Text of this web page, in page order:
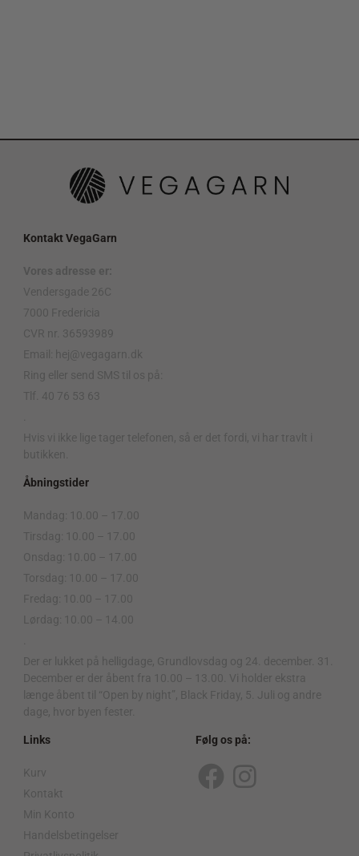
Kontakt VegaGarn
Vores adresse er:
Vendersgade 26C
7000 Fredericia
CVR nr. 36593989
Email: hej@vegagarn.dk
Ring eller send SMS til os på:
Tlf. 40 76 53 63
Hvis vi ikke lige tager telefonen, så er det fordi, vi har travlt i
butikken.
Åbningstider
Mandag: 10.00 – 17.00
Tirsdag: 10.00 – 17.00
Onsdag: 10.00 – 17.00
Torsdag: 10.00 – 17.00
Fredag: 10.00 – 17.00
Lørdag: 10.00 – 14.00
Der er lukket på helligdage, Grundlovsdag og 24. december. 31.
December er der åbent fra 10.00 – 13.00. Vi holder ekstra
længe åbent til “Open by night”, Black Friday, 5. Juli og andre
dage, hvor byen fester.
Links
Kurv
Kontakt
Min Konto
Handelsbetingelser
Følg os på:
F
I